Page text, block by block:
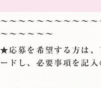
〜〜〜〜〜〜〜〜〜〜
〜〜〜〜〜〜
★応募を希望する方は、
ードし、必要事項を記入